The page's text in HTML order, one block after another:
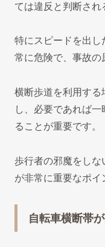
ては違反と判断され
特にスピードを出し
常に危険で、事故の
横断歩道を利用する
し、必要であれば
ることが重要です。
歩行者の邪魔をしな
が非常に重要なポイ
自転車横断帯